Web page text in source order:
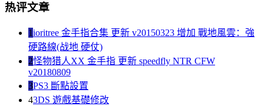
热评文章
1ioritree 金手指合集 更新 v20150323 增加 戰地風雲：強
硬路線(战地 硬仗)
2怪物猎人XX 金手指 更新 speedfly NTR CFW
v20180809
3PS3 斷點設置
43DS 遊戲基礎修改